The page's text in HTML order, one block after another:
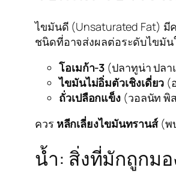
ไขมันดี (Unsaturated Fat) มี
ชนิดที่อาจส่งผลต่อระดับไขมัน
โอเมก้า-3 (ปลาทูน่า ปลา
ไขมันไม่อิ่มตัวเชิงเดี่ยว (
ถั่วเปลือกแข็ง (วอลนัท พิ
ควร หลีกเลี่ยงไขมันทรานส์(พ
น้ำ: สิ่งที่มักถูกม